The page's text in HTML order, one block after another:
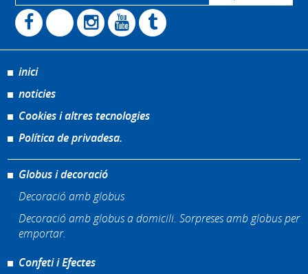
inici
noticies
Cookies i altres tecnologies
Política de privadesa.
Globus i decoració
Decoració amb globus
Decoració amb globus a domicili. Sorpreses amb globus per
emportar.
Confeti i Efectes